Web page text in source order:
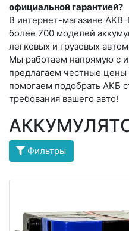
официальной гарантией?
В интернет-магазине
более 700 моделей
легковых и грузовых
Мы работаем напрямую с
предлагаем честные
помогаем подобрать АКБ
требования вашего авто!
Фильтры